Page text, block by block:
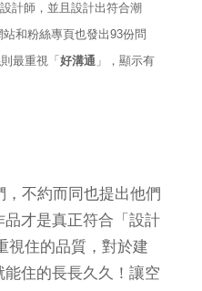
計師，並且設計出符合潮
和粉絲專頁也發出93份問
最重視「 好溝通 」，顯示有
不約而同也提出他們
品才是真正符合「設計
視住的品質，對於建
住的長長久久！讓空